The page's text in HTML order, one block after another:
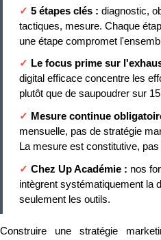
✓ 5 étapes clés : diagnostic,
tactiques, mesure. Chaque
une étape compromet
✓ Le focus prime sur
digital efficace concentre les
plutôt que de saupoudrer sur
✓ Mesure continue
mensuelle, pas de stratégie
La mesure est constitutive, pas
✓ Chez Up Académie : nos
intègrent systématiquement la
seulement les outils.
Construire une stratégie